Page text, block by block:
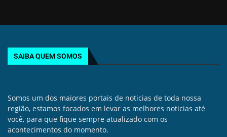
SAIBA QUEM SOMOS
Somos um dos maiores portais de noticias de toda nossa
região, estamos focados em levar as melhores noticias até
você, para que fique sempre atualizado com os
acontecimentos do momento.